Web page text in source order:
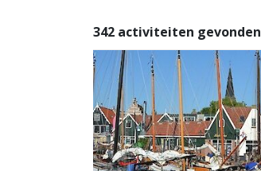
342 activiteiten gevonden